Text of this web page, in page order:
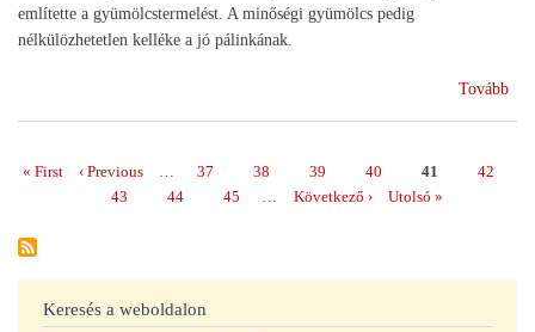
említette a gyümölcstermelést. A minőségi gyümölcs pedig
nélkülözhetetlen kelléke a jó pálinkának.
Tovább
Oldalszámozás
Első
« First
Előző
oldal
‹ Previous Page
37 Page
38 Page
39 Page
40 Page
41 Page
42
Page
43 Page
44 Page
45
Következő
Következő ›
Utolsó
Utolsó »
Keresés a weboldalon